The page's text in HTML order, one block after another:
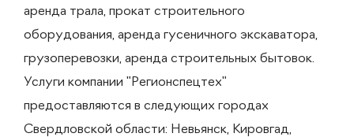
аренда трала, прокат строительного
оборудования, аренда гусеничного экскаватора,
грузоперевозки, аренда строительных бытовок.
Услуги компании "Регионспецтех"
предоставляются в следующих городах
Свердловской области: Невьянск, Кировгад,